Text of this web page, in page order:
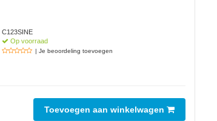
C123SINE
Op voorraad
| Je beoordeling toevoegen
Toevoegen aan winkelwagen